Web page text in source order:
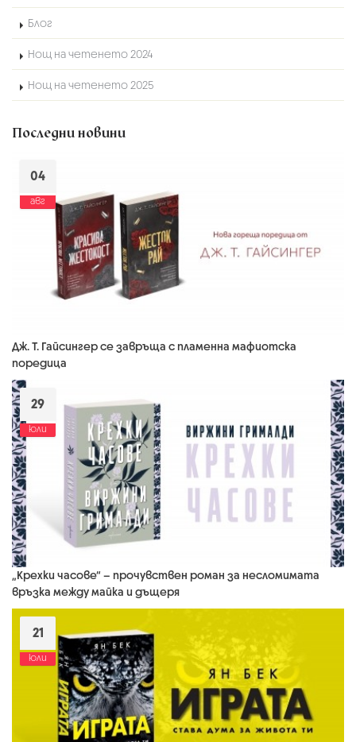
Блог
Нощ на четенето 2024
Нощ на четенето 2025
Последни новини
04
авг
Дж. Т. Гайсингер се завръща с пламенна мафиотска
поредица
29
юли
„Крехки часове“ – прочувствен роман за несломимата
връзка между майка и дъщеря
21
юли